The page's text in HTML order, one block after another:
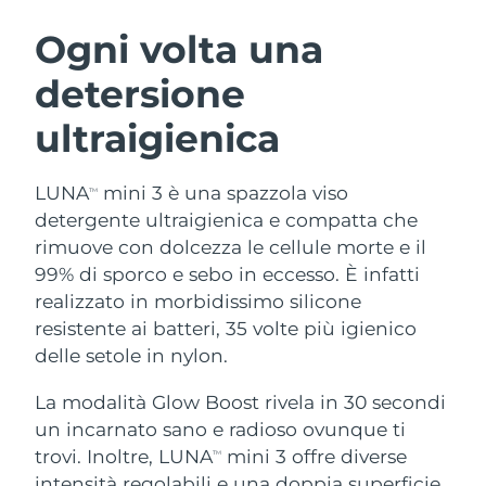
Ogni volta una
detersione
ultraigienica
LUNATM
mini 3 è una spazzola viso
detergente ultraigienica e compatta che
rimuove con dolcezza le cellule morte e il
99% di sporco e sebo in eccesso. È infatti
realizzato in morbidissimo silicone
resistente ai batteri, 35 volte più igienico
delle setole in nylon.
La modalità Glow Boost rivela in 30 secondi
un incarnato sano e radioso ovunque ti
trovi. Inoltre, LUNATM
mini 3 offre diverse
Detersione viso
Anti-aging massage
LUNA™ 4 Plus
Massage, LED heating
For men, anti-aging massage
Lifting viso
Microcurrent toning
BEAR™ 2 go
Microcurrent toning on-the-go
Microcurrent line smoothing device
Idratazione
UFO™ 3 pacchetto
Deep facial hydration
UFO™ 3 LED
Near-infrared and red light therapy
device
Igiene orale
issa™ 4
Hybrid silicone sonic toothbrush
issa™ 4 plus
Smart hybrid silicone sonic toothbrush
TRATTAMENTI ANTI-AGE FAQ™
Anti-age Trattamenti LED
Austria
Bahrein Consegna stimata
Belgio Consegna stimata
Bermuda Consegna stimata
Bosnia ed
Erzegovina
Consegna stimata12/08/2026
Brunei Consegna stimata
Bulgaria
Canada Consegna stimata 13/08/2026
Cile Consegna stimata13/08/2026